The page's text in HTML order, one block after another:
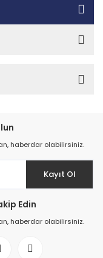
haberdar olabilirsiniz.
Kayıt Ol
Edin
haberdar olabilirsiniz.